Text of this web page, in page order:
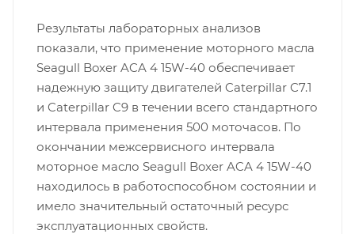
Результаты лабораторных анализов
показали, что применение моторного масла
Seagull Boxer ACA 4 15W-40 обеспечивает
надежную защиту двигателей Caterpillar C7.1
и Caterpillar C9 в течении всего стандартного
интервала применения 500 моточасов. По
окончании межсервисного интервала
моторное масло Seagull Boxer ACA 4 15W-40
находилось в работоспособном состоянии и
имело значительный остаточный ресурс
эксплуатационных свойств.